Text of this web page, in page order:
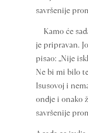
savršenije
Kamo će
je pripravan.
pisao: „Nije
Ne bi mi bilo
Isusovoj i
ondje i onako
savršenije